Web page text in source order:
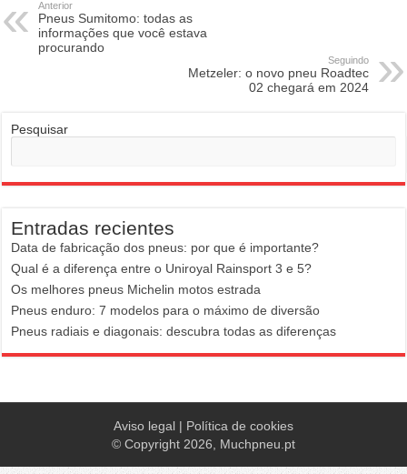
Anterior
Pneus Sumitomo: todas as
informações que você estava
procurando
Seguindo
Metzeler: o novo pneu Roadtec
02 chegará em 2024
Pesquisar
Entradas recientes
Data de fabricação dos pneus: por que é importante?
Qual é a diferença entre o Uniroyal Rainsport 3 e 5?
Os melhores pneus Michelin motos estrada
Pneus enduro: 7 modelos para o máximo de diversão
Pneus radiais e diagonais: descubra todas as diferenças
Aviso legal | Política de cookies
© Copyright 2026, Muchpneu.pt